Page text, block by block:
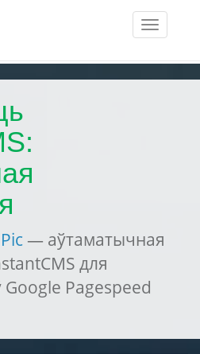
Toggle
Pic — аўтаматычная
для
Pagespeed